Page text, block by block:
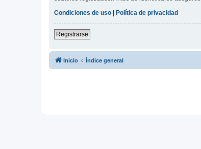
Condiciones de uso | Política de privacidad
Registrarse
Inicio Índice general